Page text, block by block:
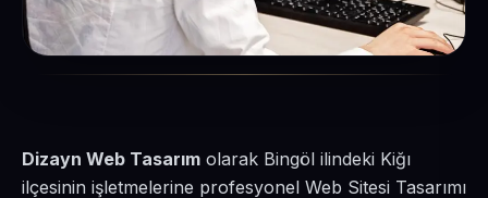
Dizayn Web Tasarım olarak Bingöl ilindeki Kiğı
ilçesinin işletmelerine profesyonel Web Sitesi Tasarımı